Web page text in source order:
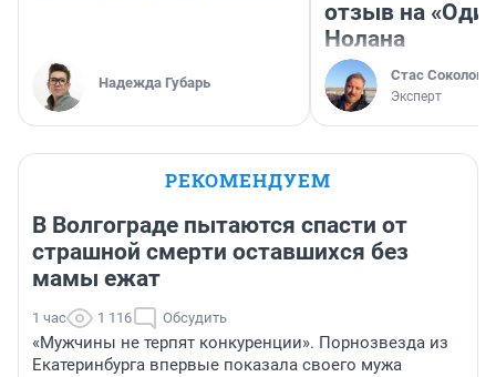
Надежда Губарь
отзыв на
Нолана
Стас Соколов
Эксперт
РЕКОМЕНДУЕМ
В Волгограде пытаются спасти от
страшной смерти оставшихся без
мамы ежат
1 час 1 116 Обсудить
«Мужчины не терпят конкуренции». Порнозвезда из
Екатеринбурга впервые показала своего мужа